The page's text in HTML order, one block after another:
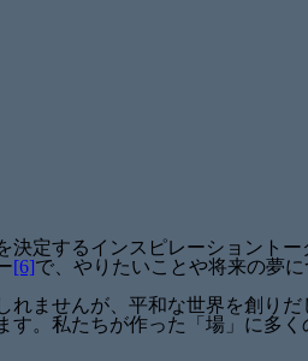
決定するインスピレーショント
[6]で、やりたいことや将来の夢
れませんが、平和な世界を創り
す。私たちが作った「場」に多